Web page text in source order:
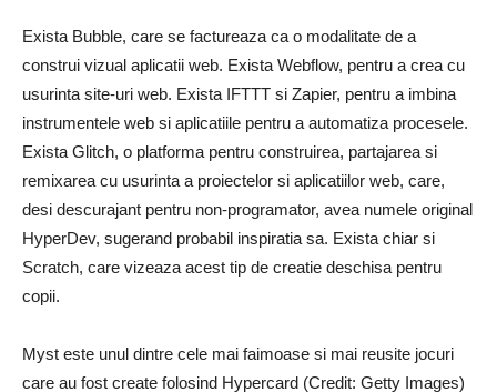
Exista Bubble, care se factureaza ca o modalitate de a
construi vizual aplicatii web. Exista Webflow, pentru a crea cu
usurinta site-uri web. Exista IFTTT si Zapier, pentru a imbina
instrumentele web si aplicatiile pentru a automatiza procesele.
Exista Glitch, o platforma pentru construirea, partajarea si
remixarea cu usurinta a proiectelor si aplicatiilor web, care,
desi descurajant pentru non-programator, avea numele original
HyperDev, sugerand probabil inspiratia sa. Exista chiar si
Scratch, care vizeaza acest tip de creatie deschisa pentru
copii.
Myst este unul dintre cele mai faimoase si mai reusite jocuri
care au fost create folosind Hypercard (Credit: Getty Images)